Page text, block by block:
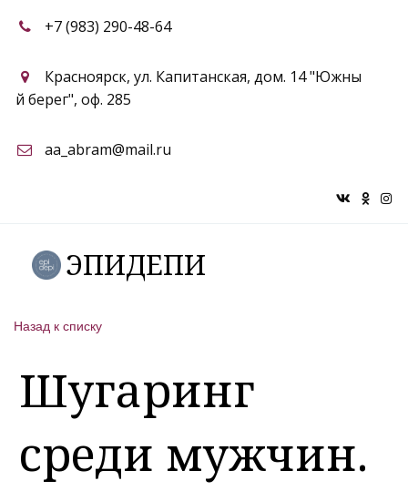
+7 (983) 290-48-64
Красноярск, ул. Капитанская, дом. 14 "Южны
й берег", оф. 285
aa_abram@mail.ru
ЭПИДЕПИ
Назад к списку
Шугаринг
среди мужчин.